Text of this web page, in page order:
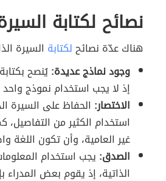
نصائح لكتابة
هناك عدّة نصائحلكتابة السيرة
وجود نماذج عديدة:يُنصح
إذ لا يجب استخدام نموذج
الاختصار: الحفاظ على السيرة
استخدام الكثیر من
غير العامية، وأن تكون
الصدق: يجب استخدام
الذاتية، إذ يقوم بعض المدراء